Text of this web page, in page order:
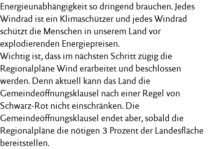
Energieunabhängigkeit so dringend brauchen. Jedes
Windrad ist ein Klimaschützer und jedes Windrad
schützt die Menschen in unserem Land vor
explodierenden Energiepreisen.
Wichtig ist, dass im nächsten Schritt zügig die
Regionalpläne Wind erarbeitet und beschlossen
werden. Denn aktuell kann das Land die
Gemeindeöffnungsklausel nach einer Regel von
Schwarz-Rot nicht einschränken. Die
Gemeindeöffnungsklausel endet aber, sobald die
Regionalpläne die nötigen 3 Prozent der Landesfläche
bereitstellen.